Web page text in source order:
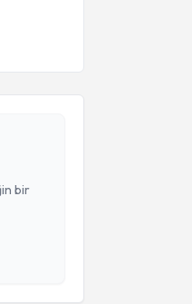
bir
talebi
takvim
Metni